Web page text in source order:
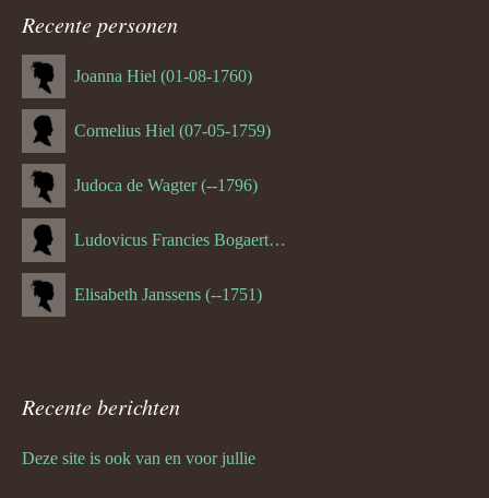
navigatie
Recente personen
Joanna Hiel (01-08-1760)
Cornelius Hiel (07-05-1759)
Judoca de Wagter (--1796)
Ludovicus Francies Bogaert (--1825)
Elisabeth Janssens (--1751)
Recente berichten
Deze site is ook van en voor jullie